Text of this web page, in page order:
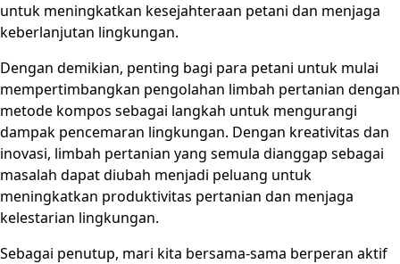
untuk meningkatkan kesejahteraan petani dan menjaga
keberlanjutan lingkungan.
Dengan demikian, penting bagi para petani untuk mulai
mempertimbangkan pengolahan limbah pertanian dengan
metode kompos sebagai langkah untuk mengurangi
dampak pencemaran lingkungan. Dengan kreativitas dan
inovasi, limbah pertanian yang semula dianggap sebagai
masalah dapat diubah menjadi peluang untuk
meningkatkan produktivitas pertanian dan menjaga
kelestarian lingkungan.
Sebagai penutup, mari kita bersama-sama berperan aktif